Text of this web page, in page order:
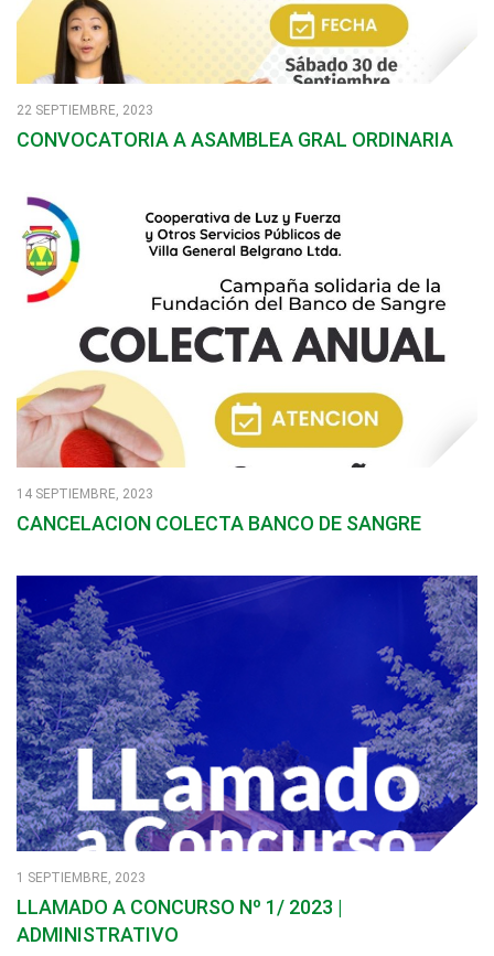
22 SEPTIEMBRE, 2023
CONVOCATORIA A ASAMBLEA GRAL ORDINARIA
14 SEPTIEMBRE, 2023
CANCELACION COLECTA BANCO DE SANGRE
1 SEPTIEMBRE, 2023
LLAMADO A CONCURSO Nº 1/ 2023 |
ADMINISTRATIVO